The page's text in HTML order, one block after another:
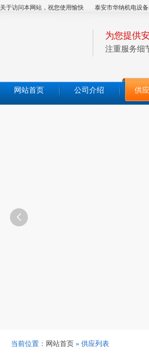
关于访问本网站，祝您使用愉快 泰安市华纳机电设备
为您提供
注重服务细
网站首页 公司介绍 供

当前位置： 网站首页 » 供应列表